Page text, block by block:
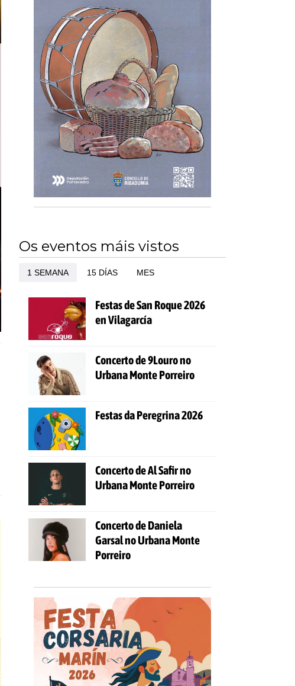
Os eventos máis vistos
1 SEMANA 15 DÍAS MES
Festas de San Roque 2026
en Vilagarcía
Concerto de 9Louro no
Urbana Monte Porreiro
Festas da Peregrina 2026
Concerto de Al Safir no
Urbana Monte Porreiro
Concerto de Daniela
Garsal no Urbana Monte
Porreiro